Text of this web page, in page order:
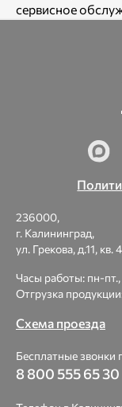
сервисное
236000,
г. Калининград,
ул. Грекова, д.11, кв. 4
Часы работы: пн-
Отгрузка
Схема проезда
Бесплатные звонки
8 800 555 65 30